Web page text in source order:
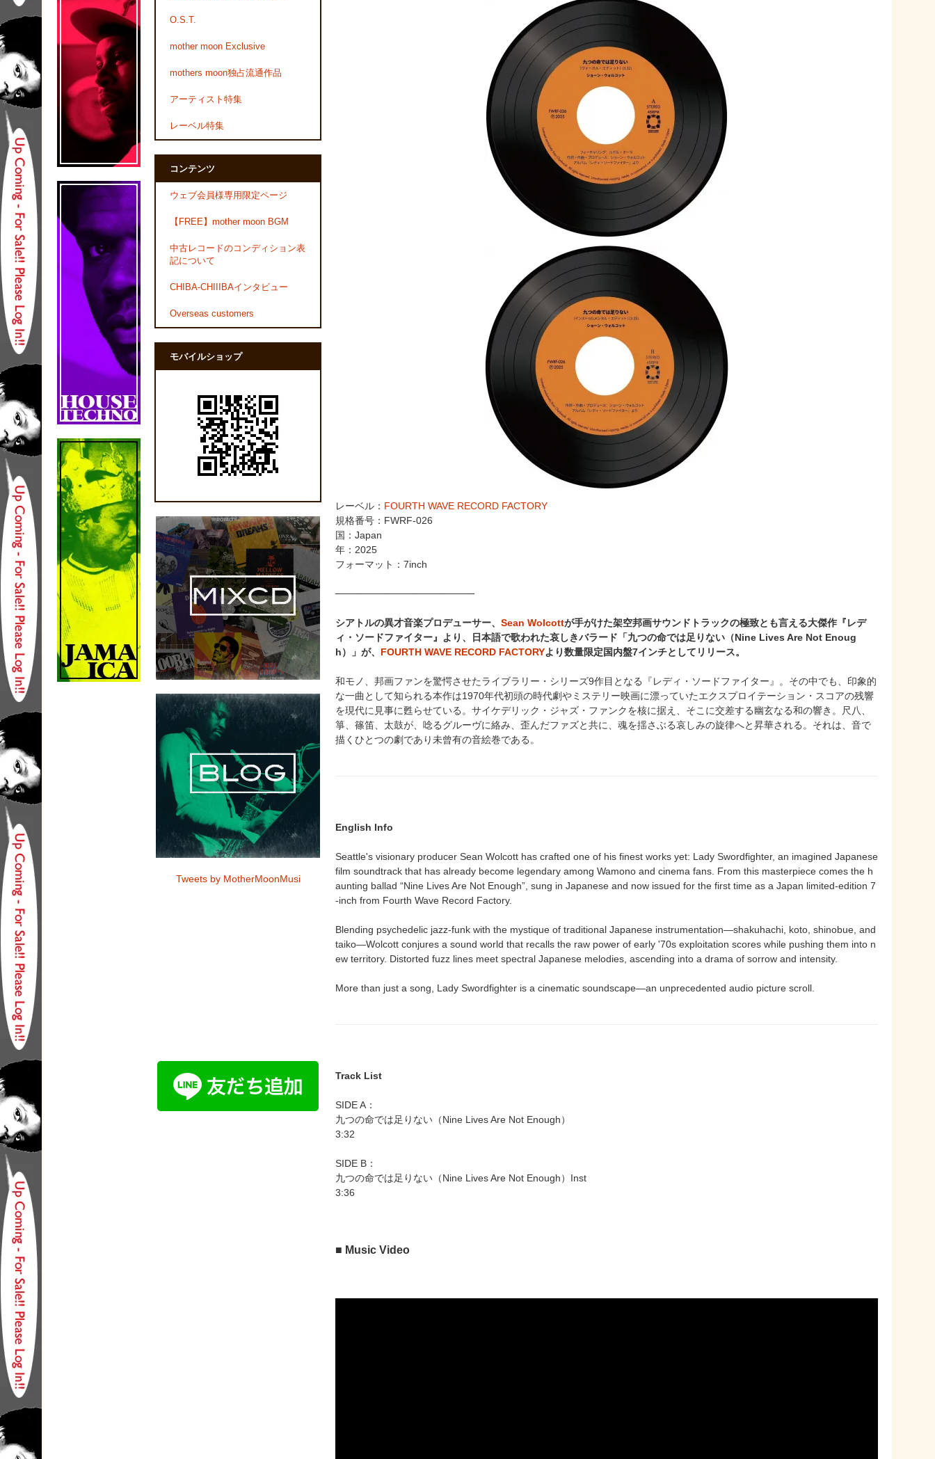
レーベル： FOURTH WAVE RECORD FACTORY
規格番号：FWRF-026
国：Japan
年：2025
フォーマット：7inch
────────────────────
シアトルの異才音楽プロデューサー、 Sean Wolcottが手がけた架空邦画サウンドトラックの極致とも言える大傑作『レデ
ィ・ソードファイター』より、日本語で歌われた哀しきバラード「九つの命では足りない（Nine Lives Are Not Enoug
h）」が、 FOURTH WAVE RECORD FACTORYより数量限定国内盤7インチとしてリリース。
和モノ、邦画ファンを驚愕させたライブラリー・シリーズ9作目となる『レディ・ソードファイター』。その中でも、印象的
な一曲として知られる本作は1970年代初頭の時代劇やミステリー映画に漂っていたエクスプロイテーション・スコアの残響
を現代に見事に甦らせている。サイケデリック・ジャズ・ファンクを核に据え、そこに交差する幽玄なる和の響き。尺八、
箏、篠笛、太鼓が、唸るグルーヴに絡み、歪んだファズと共に、魂を揺さぶる哀しみの旋律へと昇華される。それは、音で
描くひとつの劇であり未曾有の音絵巻である。
English Info
Seattle's visionary producer Sean Wolcott has crafted one of his finest works yet: Lady Swordfighter, an imagined Japanese
film soundtrack that has already become legendary among Wamono and cinema fans. From this masterpiece comes the h
aunting ballad “Nine Lives Are Not Enough”, sung in Japanese and now issued for the first time as a Japan limited-edition 7
-inch from Fourth Wave Record Factory.
Blending psychedelic jazz-funk with the mystique of traditional Japanese instrumentation—shakuhachi, koto, shinobue, and
taiko—Wolcott conjures a sound world that recalls the raw power of early '70s exploitation scores while pushing them into n
ew territory. Distorted fuzz lines meet spectral Japanese melodies, ascending into a drama of sorrow and intensity.
More than just a song, Lady Swordfighter is a cinematic soundscape—an unprecedented audio picture scroll.
Track List
SIDE A：
九つの命では足りない（Nine Lives Are Not Enough）
3:32
SIDE B：
九つの命では足りない（Nine Lives Are Not Enough）Inst
3:36
■ Music Video
O.S.T.
mother moon Exclusive
mothers moon独占流通作品
アーティスト特集
レーベル特集
コンテンツ
ウェブ会員様専用限定ページ
【FREE】mother moon BGM
中古レコードのコンディション表
記について
CHIBA-CHIIIBAインタビュー
Overseas customers
モバイルショップ
Tweets by MotherMoonMusi